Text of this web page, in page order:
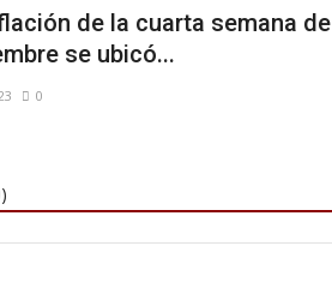
de la cuarta semana de
se ubicó...
0
)